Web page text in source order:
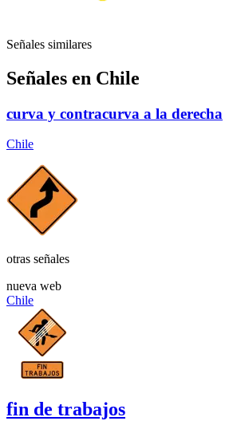
Señales similares
Señales en Chile
curva y contracurva a la derecha
Chile
otras señales
nueva web
Chile
fin de trabajos